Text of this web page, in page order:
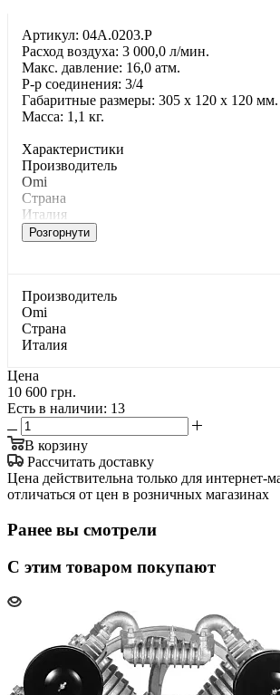
Артикул: 04A.0203.P
Расход воздуха: 3 000,0 л/мин.
Макс. давление: 16,0 атм.
Р-р соединения: 3/4
Габаритные размеры: 305 x 120 x 120 мм.
Масса: 1,1 кг.
Характеристики
Производитель
Omi
Страна
Италия
Розгорнути
Производитель
Omi
Страна
Италия
Цена
10 600 грн.
Есть в наличии: 13
В корзину
Рассчитать доставку
Цена действительна только для интернет-
отличаться от цен в розничных магазинах
Ранее вы смотрели
С этим товаром покупают